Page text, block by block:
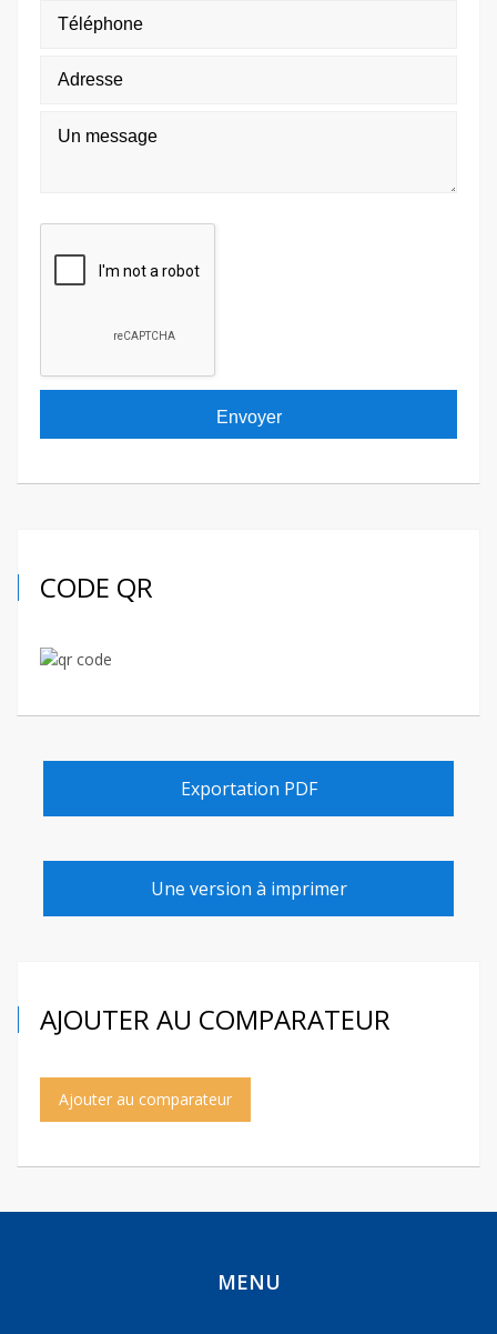
CODE QR
Exportation PDF
Une version à imprimer
AJOUTER AU COMPARATEUR
Ajouter au comparateur
MENU